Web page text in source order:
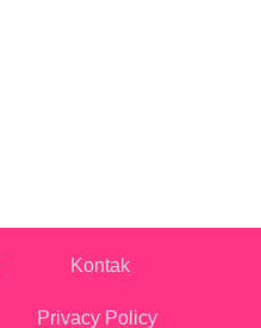
Kontak
Privacy Policy